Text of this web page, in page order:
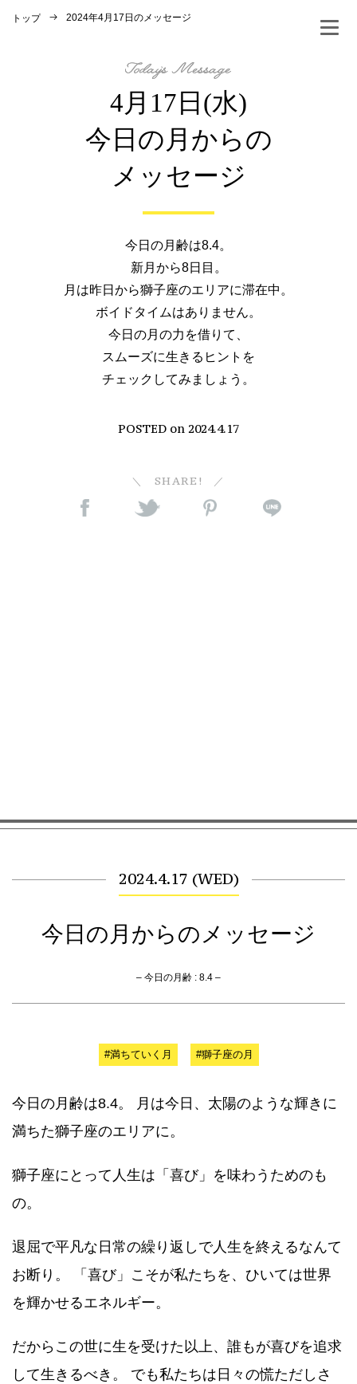
トップ 2024年4月17日のメッセージ
4月17日(水)
今日の月からの
メッセージ
今日の月齢は8.4。
新月から8日目。
月は昨日から獅子座のエリアに滞在中。
ボイドタイムはありません。
今日の月の力を借りて、
スムーズに生きるヒントを
チェックしてみましょう。
POSTED on 2024.4.17
SHARE!
2024.4.17 (WED)
今日の月からのメッセージ
– 今日の月齢 : 8.4 –
#満ちていく月 #獅子座の月
今日の月齢は8.4。 月は今日、太陽のような輝きに
満ちた獅子座のエリアに。
獅子座にとって人生は「喜び」を味わうためのも
の。
退屈で平凡な日常の繰り返しで人生を終えるなんて
お断り。 「喜び」こそが私たちを、ひいては世界
を輝かせるエネルギー。
だからこの世に生を受けた以上、誰もが喜びを追求
して生きるべき。 でも私たちは日々の慌ただしさ